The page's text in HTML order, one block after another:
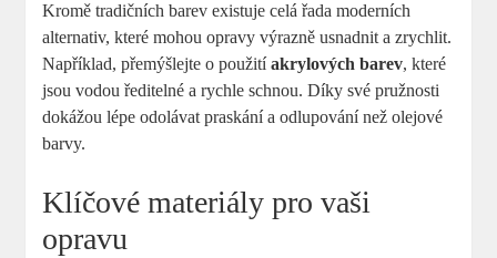
Kromě tradičních barev existuje celá řada moderních
alternativ, které mohou opravy výrazně usnadnit a zrychlit.
Například, přemýšlejte o použitíakrylových barev, které
jsou vodou ředitelné a rychle schnou. Díky své pružnosti
dokážou lépe odolávat praskání a odlupování než olejové
barvy.
Klíčové materiály pro vaši
opravu